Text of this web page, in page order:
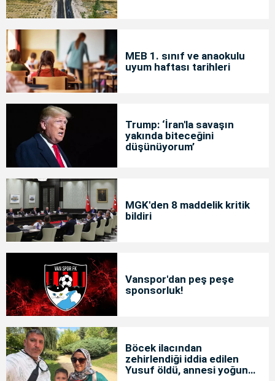
MEB 1. sınıf ve anaokulu
uyum haftası tarihleri
Trump: ‘İran'la savaşın
yakında biteceğini
düşünüyorum’
MGK'den 8 maddelik kritik
bildiri
Vanspor'dan peş peşe
sponsorluk!
Böcek ilacından
zehirlendiği iddia edilen
Yusuf öldü, annesi yoğun